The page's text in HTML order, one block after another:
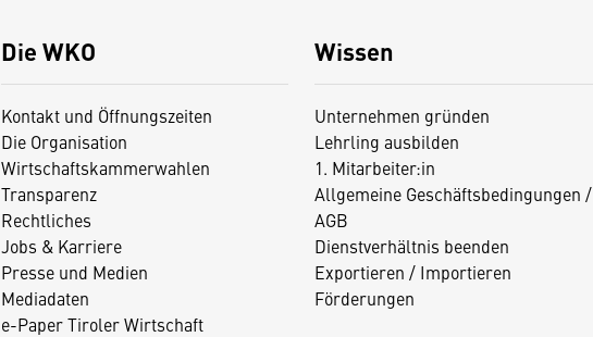
Die WKO
Kontakt und Öffnungszeiten
Die Organisation
Wirtschaftskammerwahlen
Transparenz
Rechtliches
Jobs & Karriere
Presse und Medien
Mediadaten
e-Paper Tiroler Wirtschaft
Wissen
Unternehmen gründen
Lehrling ausbilden
1. Mitarbeiter:in
Allgemeine Geschäftsbedingungen /
AGB
Dienstverhältnis beenden
Exportieren / Importieren
Förderungen